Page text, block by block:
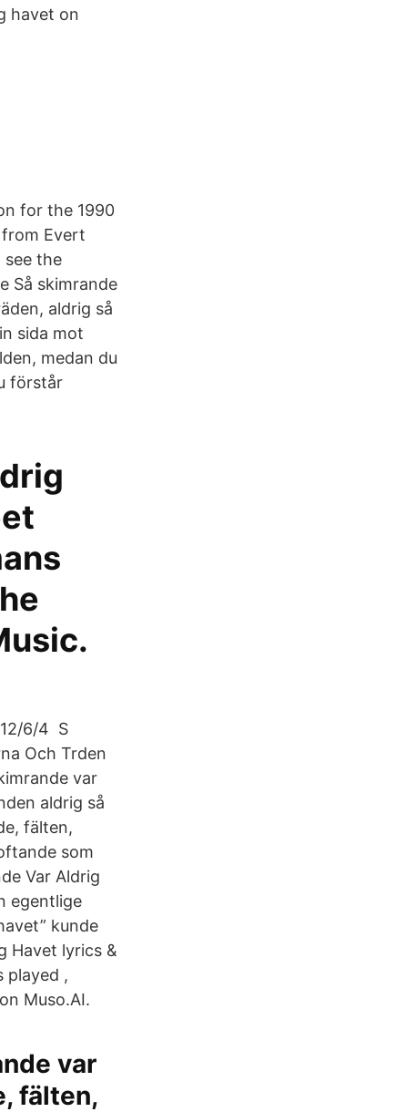
havet on
for the 1990
Evert
see the
Så skimrande
aldrig så
sida mot
medan du
förstår
6/4 S
Och Trden
var
aldrig så
fälten,
som
Var Aldrig
egentlige
kunde
Havet lyrics &
played ,
Muso.AI.
var
fälten,